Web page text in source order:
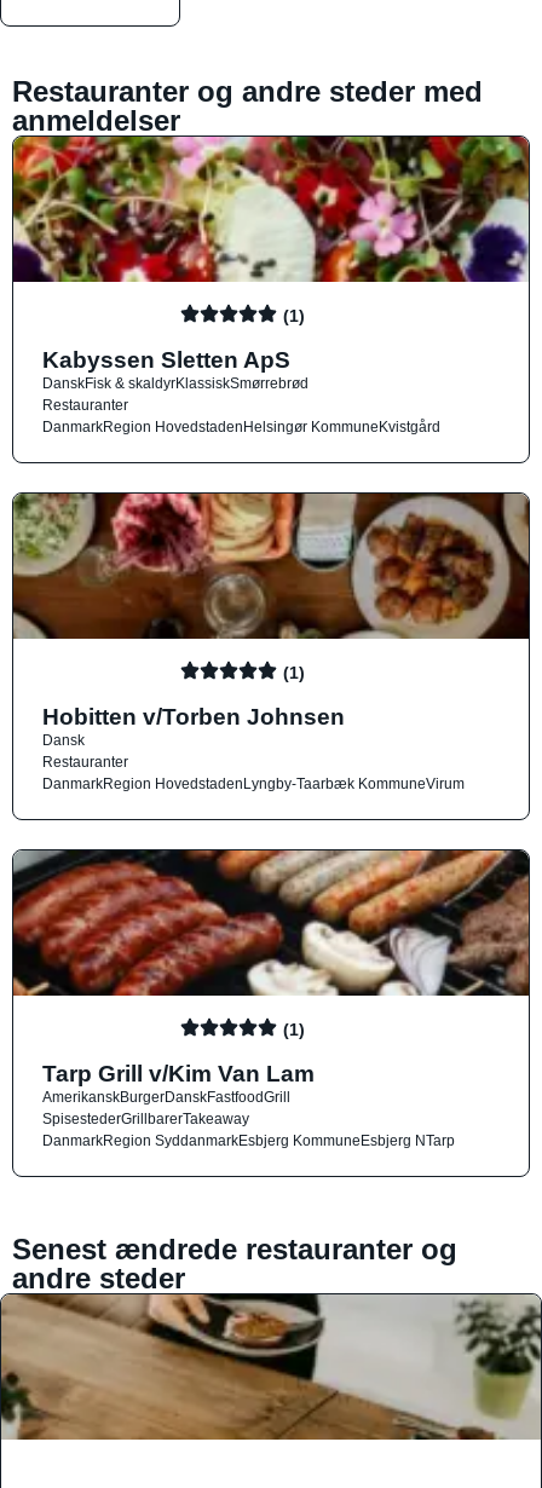
Restauranter og andre steder med
anmeldelser
(1)
Kabyssen Sletten ApS
DanskFisk & skaldyrKlassiskSmørrebrød
Restauranter
DanmarkRegion HovedstadenHelsingør KommuneKvistgård
(1)
Hobitten v/Torben Johnsen
Dansk
Restauranter
DanmarkRegion HovedstadenLyngby-Taarbæk KommuneVirum
(1)
Tarp Grill v/Kim Van Lam
AmerikanskBurgerDanskFastfoodGrill
SpisestederGrillbarerTakeaway
DanmarkRegion SyddanmarkEsbjerg KommuneEsbjerg NTarp
Senest ændrede restauranter og
andre steder